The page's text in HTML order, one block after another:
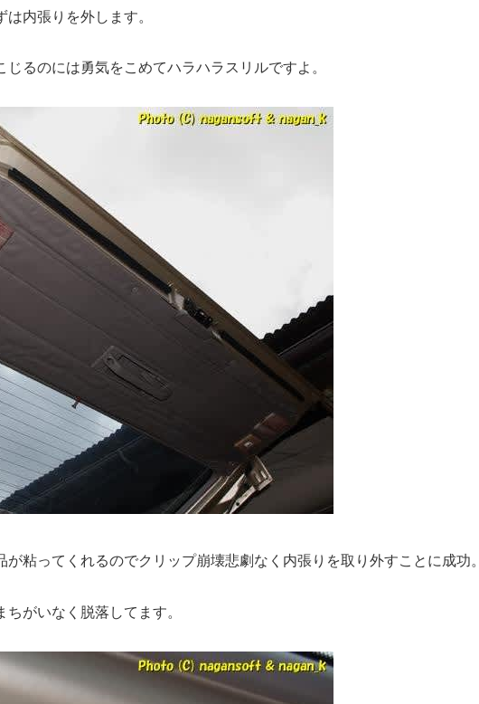
内張りを外します。
るのには勇気をこめてハラハラスリルですよ。
粘ってくれるのでクリップ崩壊悲劇なく内張りを取り外すことに成功。
がいなく脱落してます。